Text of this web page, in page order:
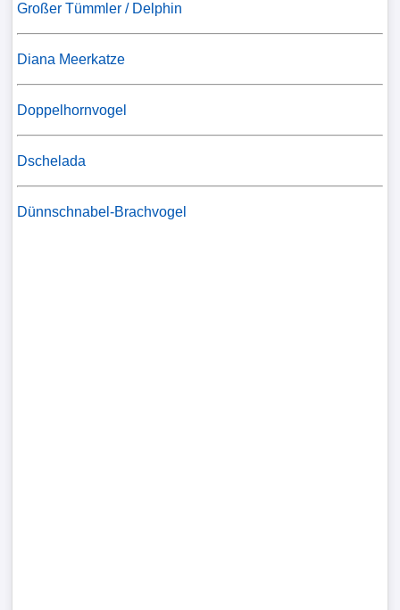
Großer Tümmler / Delphin
Diana Meerkatze
Doppelhornvogel
Dschelada
Dünnschnabel-Brachvogel